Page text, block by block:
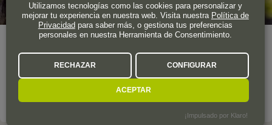
remonta al siglo XVI, aunque su historia en Meursault se
LA BODEGA A FONDO
Utilizamos tecnologías como las cookies para personalizar y
mejorar tu experiencia en nuestra web. Visita nuestra Política de
Privacidadpara saber más, o gestiona tus preferencias
personales en nuestra Herramienta de Consentimiento.
RECHAZAR CONFIGURAR
ACEPTAR
¡Impulsado por Klaro!